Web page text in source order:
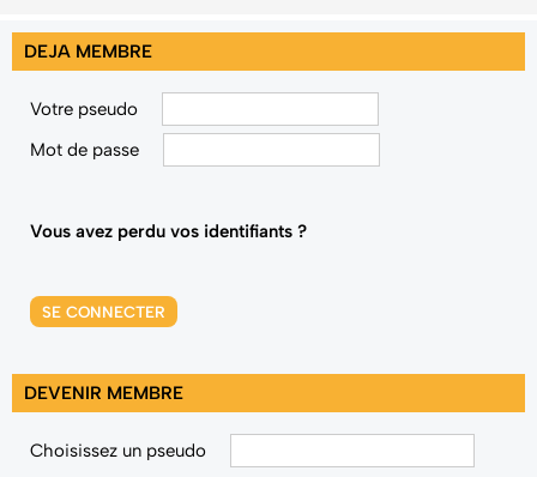
DEJA MEMBRE
Votre pseudo
Mot de passe
Vous avez perdu vos identifiants ?
SE CONNECTER
DEVENIR MEMBRE
Choisissez un pseudo